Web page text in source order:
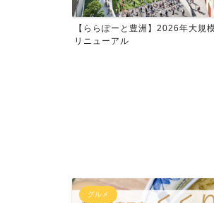
【ららぽーと豊洲】2026年大規模
【豊洲
いて
グルメ